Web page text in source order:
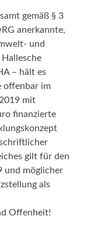
gemäß § 3
anerkannte,
und
– hält es
offenbar im
mit
finanzierte
gilt für den
und möglicher
als
Offenheit!